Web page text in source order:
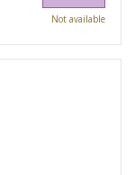
Not available